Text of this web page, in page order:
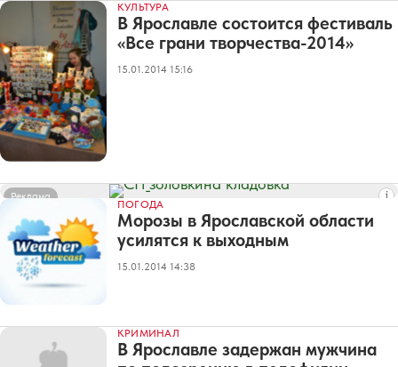
КУЛЬТУРА
В Ярославле состоится фестиваль
«Все грани творчества-2014»
15.01.2014 15:16
Реклама
ПОГОДА
Морозы в Ярославской области
усилятся к выходным
15.01.2014 14:38
КРИМИНАЛ
В Ярославле задержан мужчина